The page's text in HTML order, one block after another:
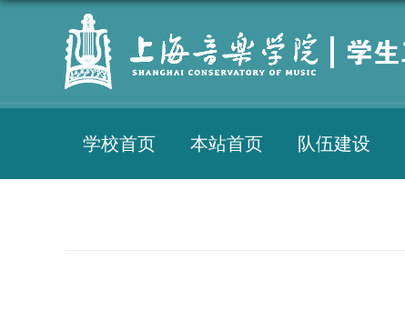
学校首页 本站首页 队伍建设